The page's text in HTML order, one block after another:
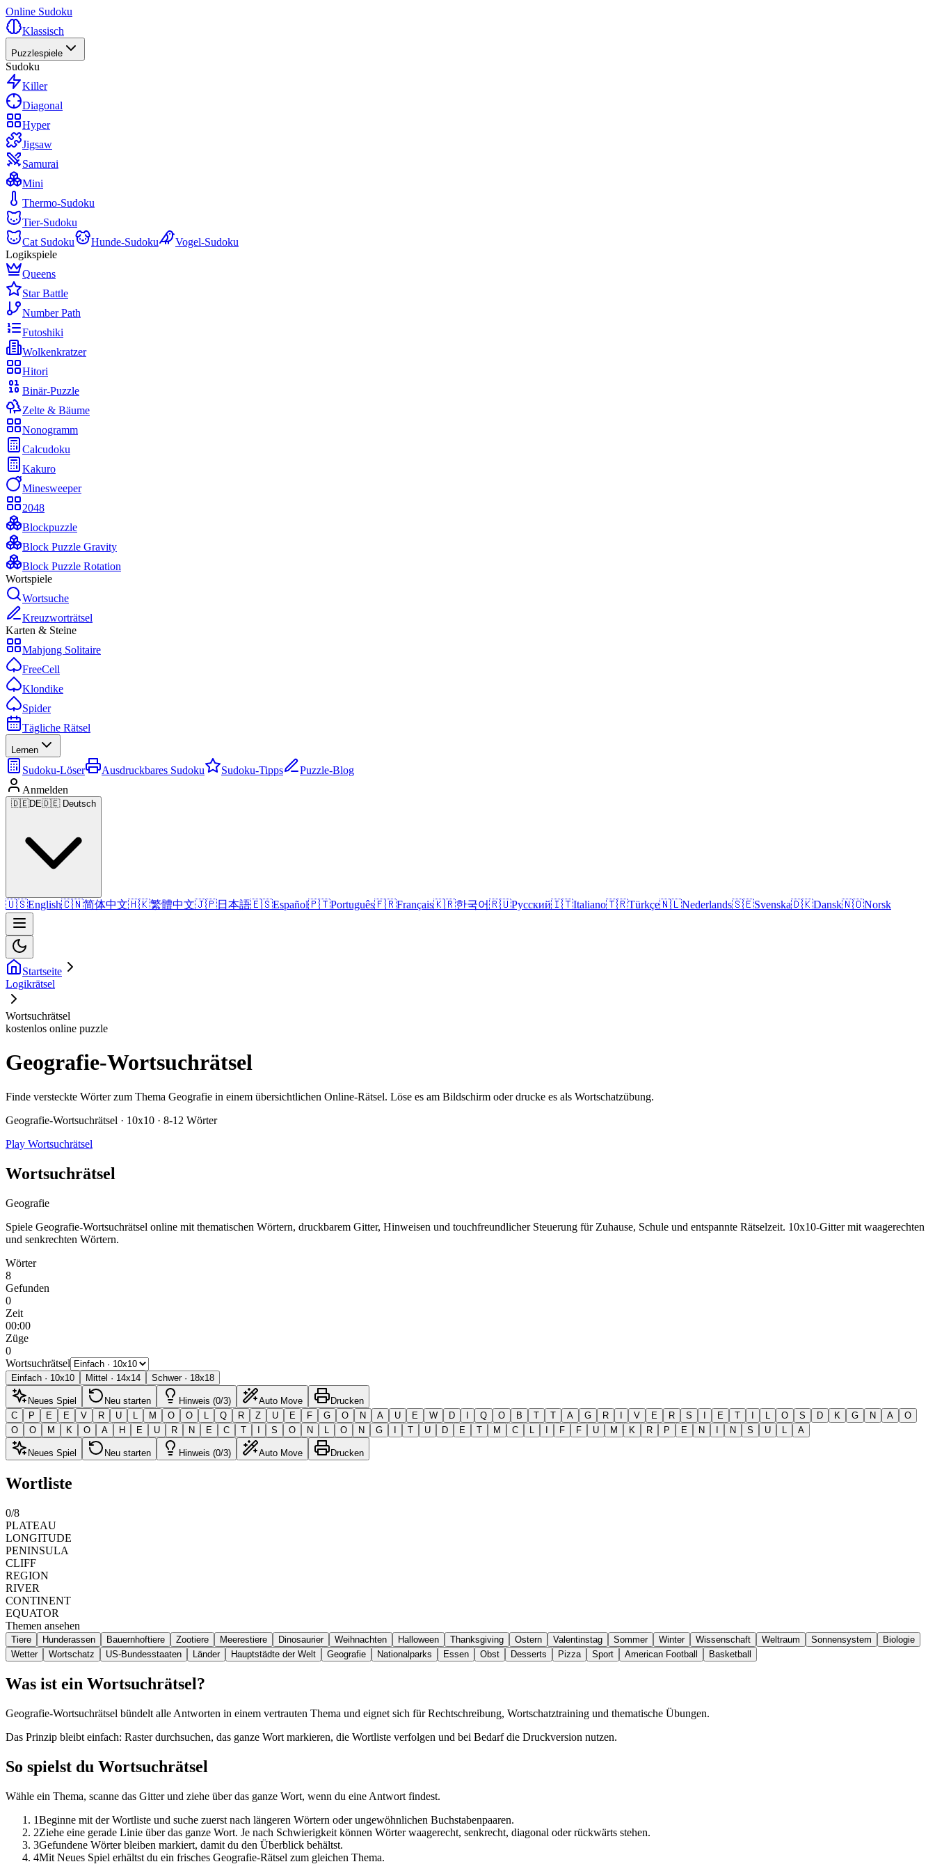
Online Sudoku
Klassisch
Puzzlespiele
Sudoku
Killer
Diagonal
Hyper
Jigsaw
Samurai
Mini
Thermo-Sudoku
Tier-Sudoku
Cat Sudoku
Hunde-Sudoku
Vogel-Sudoku
Logikspiele
Queens
Star Battle
Number Path
Futoshiki
Wolkenkratzer
Hitori
Binär-Puzzle
Zelte & Bäume
Nonogramm
Calcudoku
Kakuro
Minesweeper
2048
Blockpuzzle
Block Puzzle Gravity
Block Puzzle Rotation
Wortspiele
Wortsuche
Kreuzworträtsel
Karten & Steine
Mahjong Solitaire
FreeCell
Klondike
Spider
Tägliche Rätsel
Lernen
Sudoku-Löser Ausdruckbares Sudoku Sudoku-Tipps
Puzzle-Blog
Anmelden
🇩🇪DE🇩🇪 Deutsch
🇺🇸English🇨🇳简体中文🇭🇰繁體中文🇯🇵日本語🇪🇸Español🇵🇹Português🇫🇷Français🇰🇷한국어🇷🇺Русский🇮🇹Italiano🇹🇷Türkçe🇳🇱Nederlands🇸🇪Svenska🇩🇰Dansk🇳🇴Norsk
Startseite
Logikrätsel
Wortsuchrätsel
kostenlos online puzzle
Geografie-Wortsuchrätsel
Finde versteckte Wörter zum Thema Geografie in einem übersichtlichen Online-Rätsel. Löse es am Bildschirm oder drucke es als Wortschatzübung.
Geografie-Wortsuchrätsel · 10x10 · 8-12 Wörter
Play Wortsuchrätsel
Wortsuchrätsel
Geografie
Spiele Geografie-Wortsuchrätsel online mit thematischen Wörtern, druckbarem Gitter, Hinweisen und touchfreundlicher Steuerung für Zuhause, Schule und entspannte Rätselzeit. 10x10-Gitter mit waagerechten
und senkrechten Wörtern.
Wörter
8
Gefunden
0
Zeit
00:00
Züge
0
Wortsuchrätsel
Einfach · 10x10 Mittel · 14x14 Schwer· 18x18
Neues Spiel Neu starten Hinweis (0/3) Auto Move
Drucken
C
P E E V R U L M O O L Q R Z U E F G O N A U E W D I Q O B T T A G R I V E R S I E T I L O S D K G N A
O
O
O M K O A H E U R N E C T I S O N L O N G I T U D E T M C L I F F U M K R P E N I N S U L A
Neues Spiel Neu starten Hinweis (0/3) Auto Move Drucken
Wortliste
0/8
PLATEAU
LONGITUDE
PENINSULA
CLIFF
REGION
RIVER
CONTINENT
EQUATOR
Themen ansehen
Tiere Hunderassen Bauernhoftiere Zootiere Meerestiere Dinosaurier Weihnachten Halloween Thanksgiving Ostern Valentinstag Sommer Winter Wissenschaft Weltraum Sonnensystem
Biologie
Wetter
Wortschatz US-Bundesstaaten Länder Hauptstädte der Welt Geografie Nationalparks Essen Obst Desserts Pizza Sport American Football Basketball
Was ist ein Wortsuchrätsel?
Geografie-Wortsuchrätsel bündelt alle Antworten in einem vertrauten Thema und eignet sich für Rechtschreibung, Wortschatztraining und thematische Übungen.
Das Prinzip bleibt einfach: Raster durchsuchen, das ganze Wort markieren, die Wortliste verfolgen und bei Bedarf die Druckversion nutzen.
So spielst du Wortsuchrätsel
Wähle ein Thema, scanne das Gitter und ziehe über das ganze Wort, wenn du eine Antwort findest.
1Beginne mit der Wortliste und suche zuerst nach längeren Wörtern oder ungewöhnlichen Buchstabenpaaren.
2Ziehe eine gerade Linie über das ganze Wort. Je nach Schwierigkeit können Wörter waagerecht, senkrecht, diagonal oder rückwärts stehen.
3Gefundene Wörter bleiben markiert, damit du den Überblick behältst.
4Mit Neues Spiel erhältst du ein frisches Geografie-Rätsel zum gleichen Thema.